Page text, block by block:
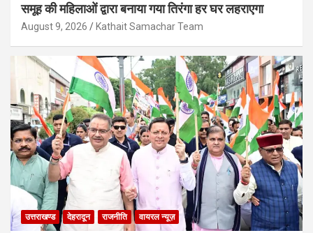
समूह की महिलाओं द्वारा बनाया गया तिरंगा हर घर लहराएगा
August 9, 2026 Kathait Samachar Team
उत्तराखण्ड देहरादून राजनीति वायरल न्यूज़